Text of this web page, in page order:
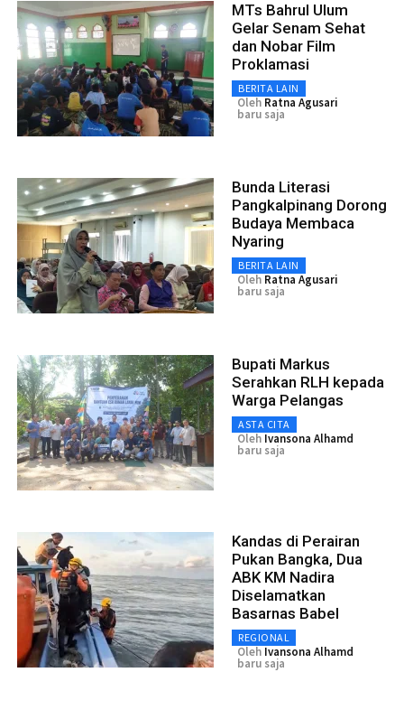
MTs Bahrul Ulum
Gelar Senam Sehat
dan Nobar Film
Proklamasi
BERITA LAIN
Oleh Ratna Agusari
baru saja
Bunda Literasi
Pangkalpinang Dorong
Budaya Membaca
Nyaring
BERITA LAIN
Oleh Ratna Agusari
baru saja
Bupati Markus
Serahkan RLH kepada
Warga Pelangas
ASTA CITA
Oleh Ivansona Alhamd
baru saja
Kandas di Perairan
Pukan Bangka, Dua
ABK KM Nadira
Diselamatkan
Basarnas Babel
REGIONAL
Oleh Ivansona Alhamd
baru saja